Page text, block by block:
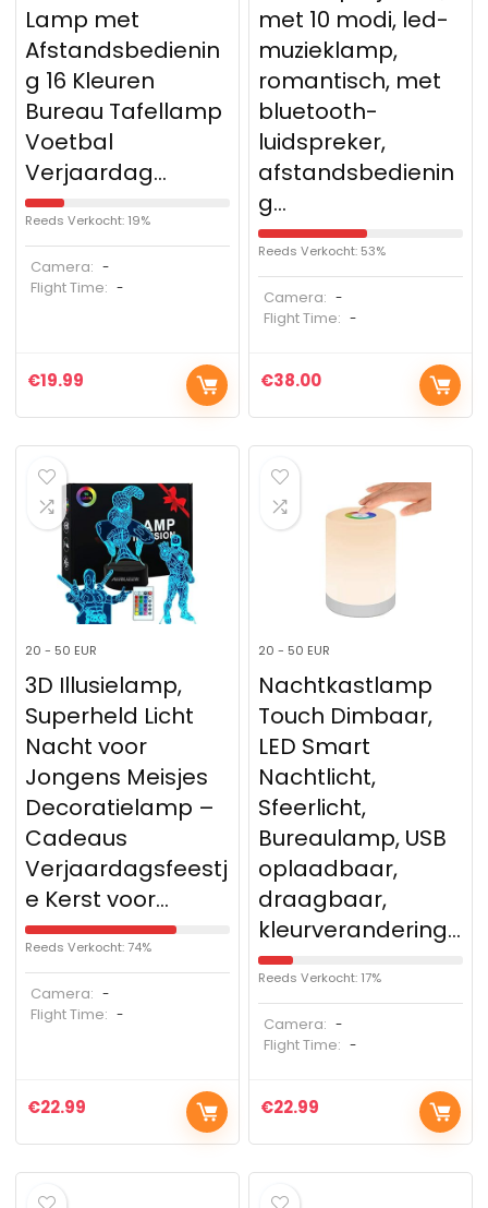
Lamp met
Afstandsbedienin
g 16 Kleuren
Bureau Tafellamp
Voetbal
Verjaardag…
Reeds Verkocht: 19%
Camera: -
Flight Time: -
€19.99
met 10 modi, led-
muzieklamp,
romantisch, met
bluetooth-
luidspreker,
afstandsbedienin
g…
Reeds Verkocht: 53%
Camera: -
Flight Time: -
€38.00
20 - 50 EUR
3D Illusielamp,
Superheld Licht
Nacht voor
Jongens Meisjes
Decoratielamp –
Cadeaus
Verjaardagsfeestj
e Kerst voor…
Reeds Verkocht: 74%
Camera: -
Flight Time: -
€22.99
20 - 50 EUR
Nachtkastlamp
Touch Dimbaar,
LED Smart
Nachtlicht,
Sfeerlicht,
Bureaulamp, USB
oplaadbaar,
draagbaar,
kleurverandering…
Reeds Verkocht: 17%
Camera: -
Flight Time: -
€22.99